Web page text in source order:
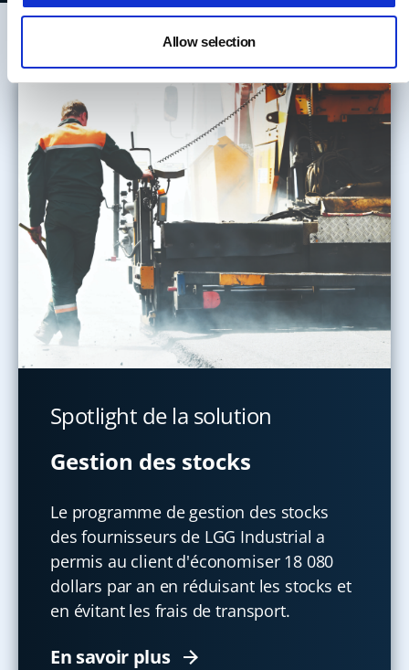
Allow selection
Spotlight de la solution
Gestion des stocks
Le programme de gestion des stocks
des fournisseurs de LGG Industrial a
permis au client d'économiser 18 080
dollars par an en réduisant les stocks et
en évitant les frais de transport.
En savoir plus